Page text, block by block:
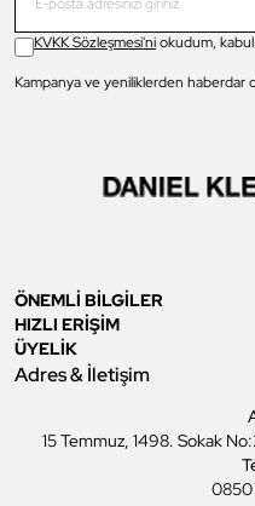
KVKK Sözleşmesi'niokudum,
Kampanya ve yeniliklerden
ÖNEMLİ BİLGİLER
HIZLI ERİŞİM
ÜYELİK
Adres & İletişim
15 Temmuz, 1498. Sokak
0850